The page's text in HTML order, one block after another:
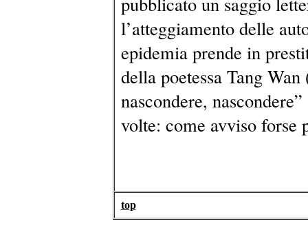
l’atteggiamento delle
epidemia prende in
della poetessa Tang
nascondere,
volte: come avviso forse
top